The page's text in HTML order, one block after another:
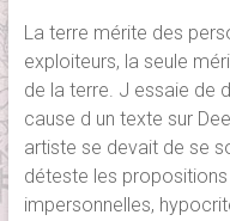
La terre mérite des
exploiteurs, la seule
de la terre. J essaie de
cause d un texte sur
artiste se devait de se
déteste les
impersonnelles,